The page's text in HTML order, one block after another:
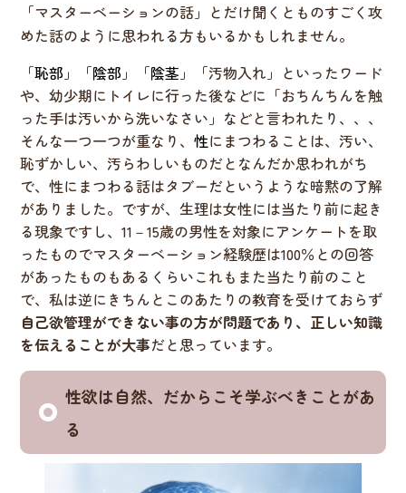
「マスターベーションの話」とだけ聞くとものすごく攻
めた話のように思われる方もいるかもしれません。
「恥部 」「陰部 」「陰茎 」「汚物入れ」といったワード
や、幼少期にトイレに行った後などに「おちんちんを触
った手は汚いから洗いなさい」などと言われたり、、、
そんな一つ一つが重なり、性にまつわることは、汚い、
恥ずかしい、汚らわしいものだとなんだか思われがち
で、性にまつわる話はタブーだというような暗黙の了解
がありました。ですが、生理は女性には当たり前に起き
る現象ですし、11－15歳の男性を対象にアンケートを取
ったものでマスターベーション経験歴は100％との回答
があったものもあるくらいこれもまた当たり前のこと
で、私は逆にきちんとこのあたりの教育を受けておらず
自己欲管理ができない事の方が問題であり、正しい知識
を伝えることが大事だと思っています。
性欲は自然、だからこそ学ぶべきことがあ
る